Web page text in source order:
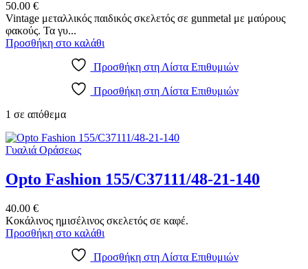
50.00 €
Vintage μεταλλικός παιδικός σκελετός σε gunmetal με μαύρους
φακούς. Τα γυ...
Προσθήκη στο καλάθι
Προσθήκη στη Λίστα Επιθυμιών
Προσθήκη στη Λίστα Επιθυμιών
1 σε απόθεμα
Γυαλιά Οράσεως
Opto Fashion 155/C37111/48-21-140
40.00 €
Κοκάλινος ημισέλινος σκελετός σε καφέ.
Προσθήκη στο καλάθι
Προσθήκη στη Λίστα Επιθυμιών